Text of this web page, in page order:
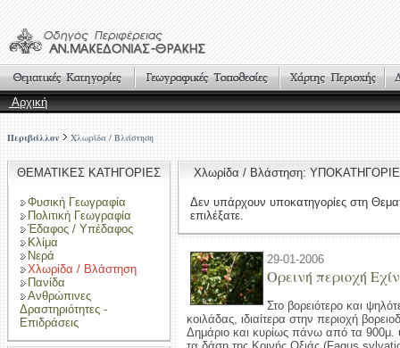
Αρχική
Περιβάλλον Χλωρίδα / Βλάστηση
ΘΕΜΑΤΙΚΕΣ ΚΑΤΗΓΟΡΙΕΣ
Φυσική Γεωγραφία
Πολιτική Γεωγραφία
Έδαφος / Υπέδαφος
Κλίμα
Νερά
Χλωρίδα / Βλάστηση
Πανίδα
Ανθρώπινες
Δραστηριότητες -
Επιδράσεις
Χλωρίδα / Βλάστηση:
Δεν υπάρχουν υποκατηγορίες στη
επιλέξατε.
29-01-2006
Ορεινή περιοχή
Στο βορειότερο και
κοιλάδας, ιδιαίτερα στην περιοχή
Δημάριο και κυρίως πάνω από τα 900μ.